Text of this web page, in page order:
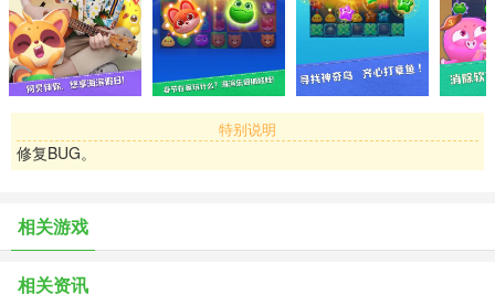
松又爽快。呆萌可爱的小浣熊变身船长，带领小伙伴们畅游海滨，调
皮的小鱼、Q弹的软糖、易碎的蜂蜜罐、会跑的玫瑰花、愤怒的小海
星、美丽的瓶中蝶……旅途中有更多惊喜等你发现！
前方高能，章鱼boss出没！会吐毒液的章鱼又来了？哦，不，它只是
夜幕降临，海风柔柔，海边的星空神秘又浪漫，一个个美丽的星座等
特别说明
修复BUG。
相关游戏
相关资讯